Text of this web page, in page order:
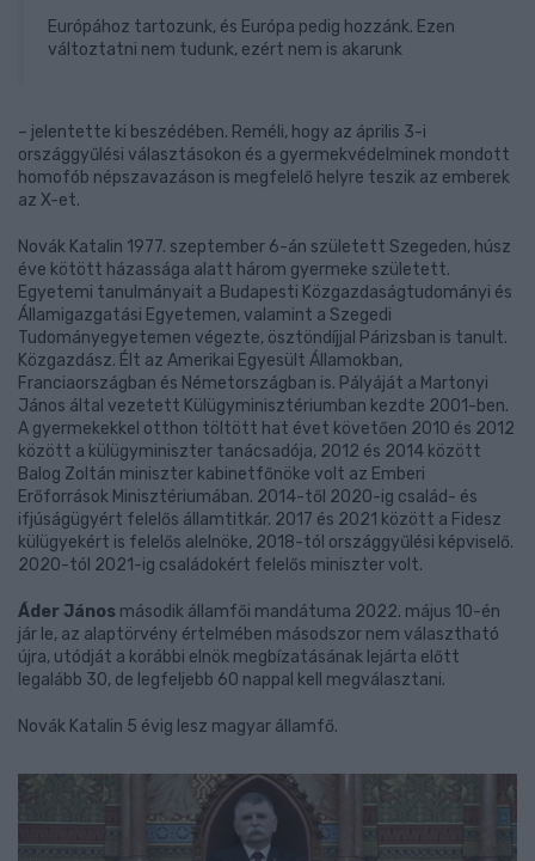
Európához tartozunk, és Európa pedig hozzánk. Ezen
változtatni nem tudunk, ezért nem is akarunk
– jelentette ki beszédében. Reméli, hogy az április 3-i
országgyűlési választásokon és a gyermekvédelminek mondott
homofób népszavazáson is megfelelő helyre teszik az emberek
az X-et.
Novák Katalin 1977. szeptember 6-án született Szegeden, húsz
éve kötött házassága alatt három gyermeke született.
Egyetemi tanulmányait a Budapesti Közgazdaságtudományi és
Államigazgatási Egyetemen, valamint a Szegedi
Tudományegyetemen végezte, ösztöndíjjal Párizsban is tanult.
Közgazdász. Élt az Amerikai Egyesült Államokban,
Franciaországban és Németországban is. Pályáját a Martonyi
János által vezetett Külügyminisztériumban kezdte 2001-ben.
A gyermekekkel otthon töltött hat évet követően 2010 és 2012
között a külügyminiszter tanácsadója, 2012 és 2014 között
Balog Zoltán miniszter kabinetfőnöke volt az Emberi
Erőforrások Minisztériumában. 2014-től 2020-ig család- és
ifjúságügyért felelős államtitkár. 2017 és 2021 között a Fidesz
külügyekért is felelős alelnöke, 2018-tól országgyűlési képviselő.
2020-tól 2021-ig családokért felelős miniszter volt.
Áder János második államfői mandátuma 2022. május 10-én
jár le, az alaptörvény értelmében másodszor nem választható
újra, utódját a korábbi elnök megbízatásának lejárta előtt
legalább 30, de legfeljebb 60 nappal kell megválasztani.
Novák Katalin 5 évig lesz magyar államfő.